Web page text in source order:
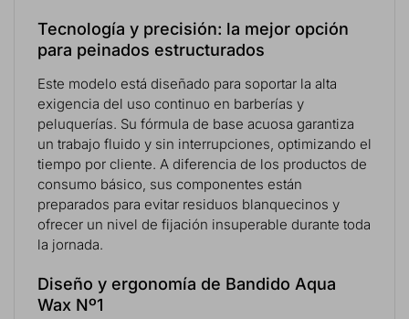
Tecnología y precisión: la mejor opción
para peinados estructurados
Este modelo está diseñado para soportar la alta
exigencia del uso continuo en barberías y
peluquerías. Su fórmula de base acuosa garantiza
un trabajo fluido y sin interrupciones, optimizando el
tiempo por cliente. A diferencia de los productos de
consumo básico, sus componentes están
preparados para evitar residuos blanquecinos y
ofrecer un nivel de fijación insuperable durante toda
la jornada.
Diseño y ergonomía de Bandido Aqua
Wax Nº1